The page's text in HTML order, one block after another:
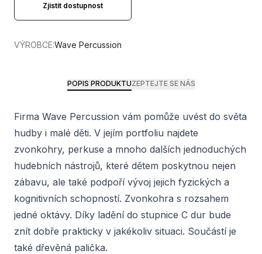
Zjistit dostupnost
VÝROBCE:Wave Percussion
POPIS PRODUKTUZEPTEJTE SE NÁS
Firma Wave Percussion vám pomůže uvést do světa
hudby i malé děti. V jejím portfoliu najdete
zvonkohry, perkuse a mnoho dalších jednoduchých
hudebních nástrojů, které dětem poskytnou nejen
zábavu, ale také podpoří vývoj jejich fyzických a
kognitivních schopností. Zvonkohra s rozsahem
jedné oktávy. Díky ladění do stupnice C dur bude
znít dobře prakticky v jakékoliv situaci. Součástí je
také dřevěná palička.